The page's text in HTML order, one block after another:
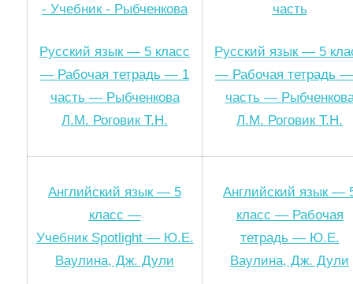
Русский язык — 5 класс
— Рабочая тетрадь — 1
часть — Рыбченкова
Л.М. Роговик Т.Н.
Русский язык — 5
— Рабочая тетрадь
часть —
Л.М. Роговик Т.Н.
Английский язык — 5
класс —
Учебник Spotlight — Ю.Е.
Ваулина, Дж. Дули
Английский язык —
класс — Рабочая
тетрадь — Ю.Е.
Ваулина, Дж. Дули